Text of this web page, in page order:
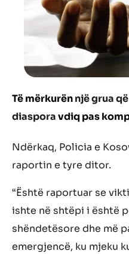
Të mërkurënnjë grua
diasporavdiq pas
Ndërkaq, Policia e
raportin e tyre ditor.
“Është raportuar se
ishte në shtëpi i është
shëndetësore dhe më
emergjencë, ku mjeku